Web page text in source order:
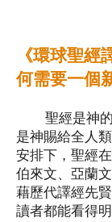
《環球聖
何需要一個
聖經是神的
是神賜給全人
安排下，聖經
伯來文、亞蘭
藉歷代譯經先
讀者都能看得